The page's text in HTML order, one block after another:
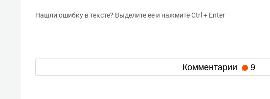
Нашли ошибку в тексте? Выделите ее и нажмите Ctrl + Enter
Комментарии 9